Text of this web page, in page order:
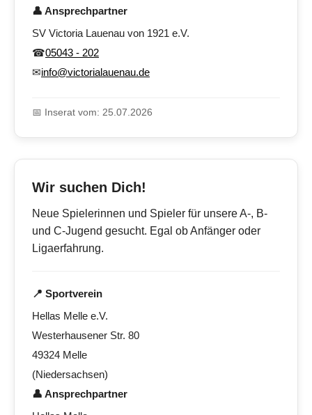
👤 Ansprechpartner
SV Victoria Lauenau von 1921 e.V.
☎05043 - 202
✉info@victorialauenau.de
📅 Inserat vom: 25.07.2026
Wir suchen Dich!
Neue Spielerinnen und Spieler für unsere A-, B-
und C-Jugend gesucht. Egal ob Anfänger oder
Ligaerfahrung.
📍 Sportverein
Hellas Melle e.V.
Westerhausener Str. 80
49324 Melle
(Niedersachsen)
👤 Ansprechpartner